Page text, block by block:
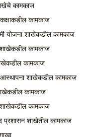
कामकाज
कक्षाकडील कामकाज
योजना शाखेकडील कामकाज
कामकाज
कामकाज
शाखेकडील कामकाज
कामकाज
कामकाज
प्रशासन शाखेतील कामकाज